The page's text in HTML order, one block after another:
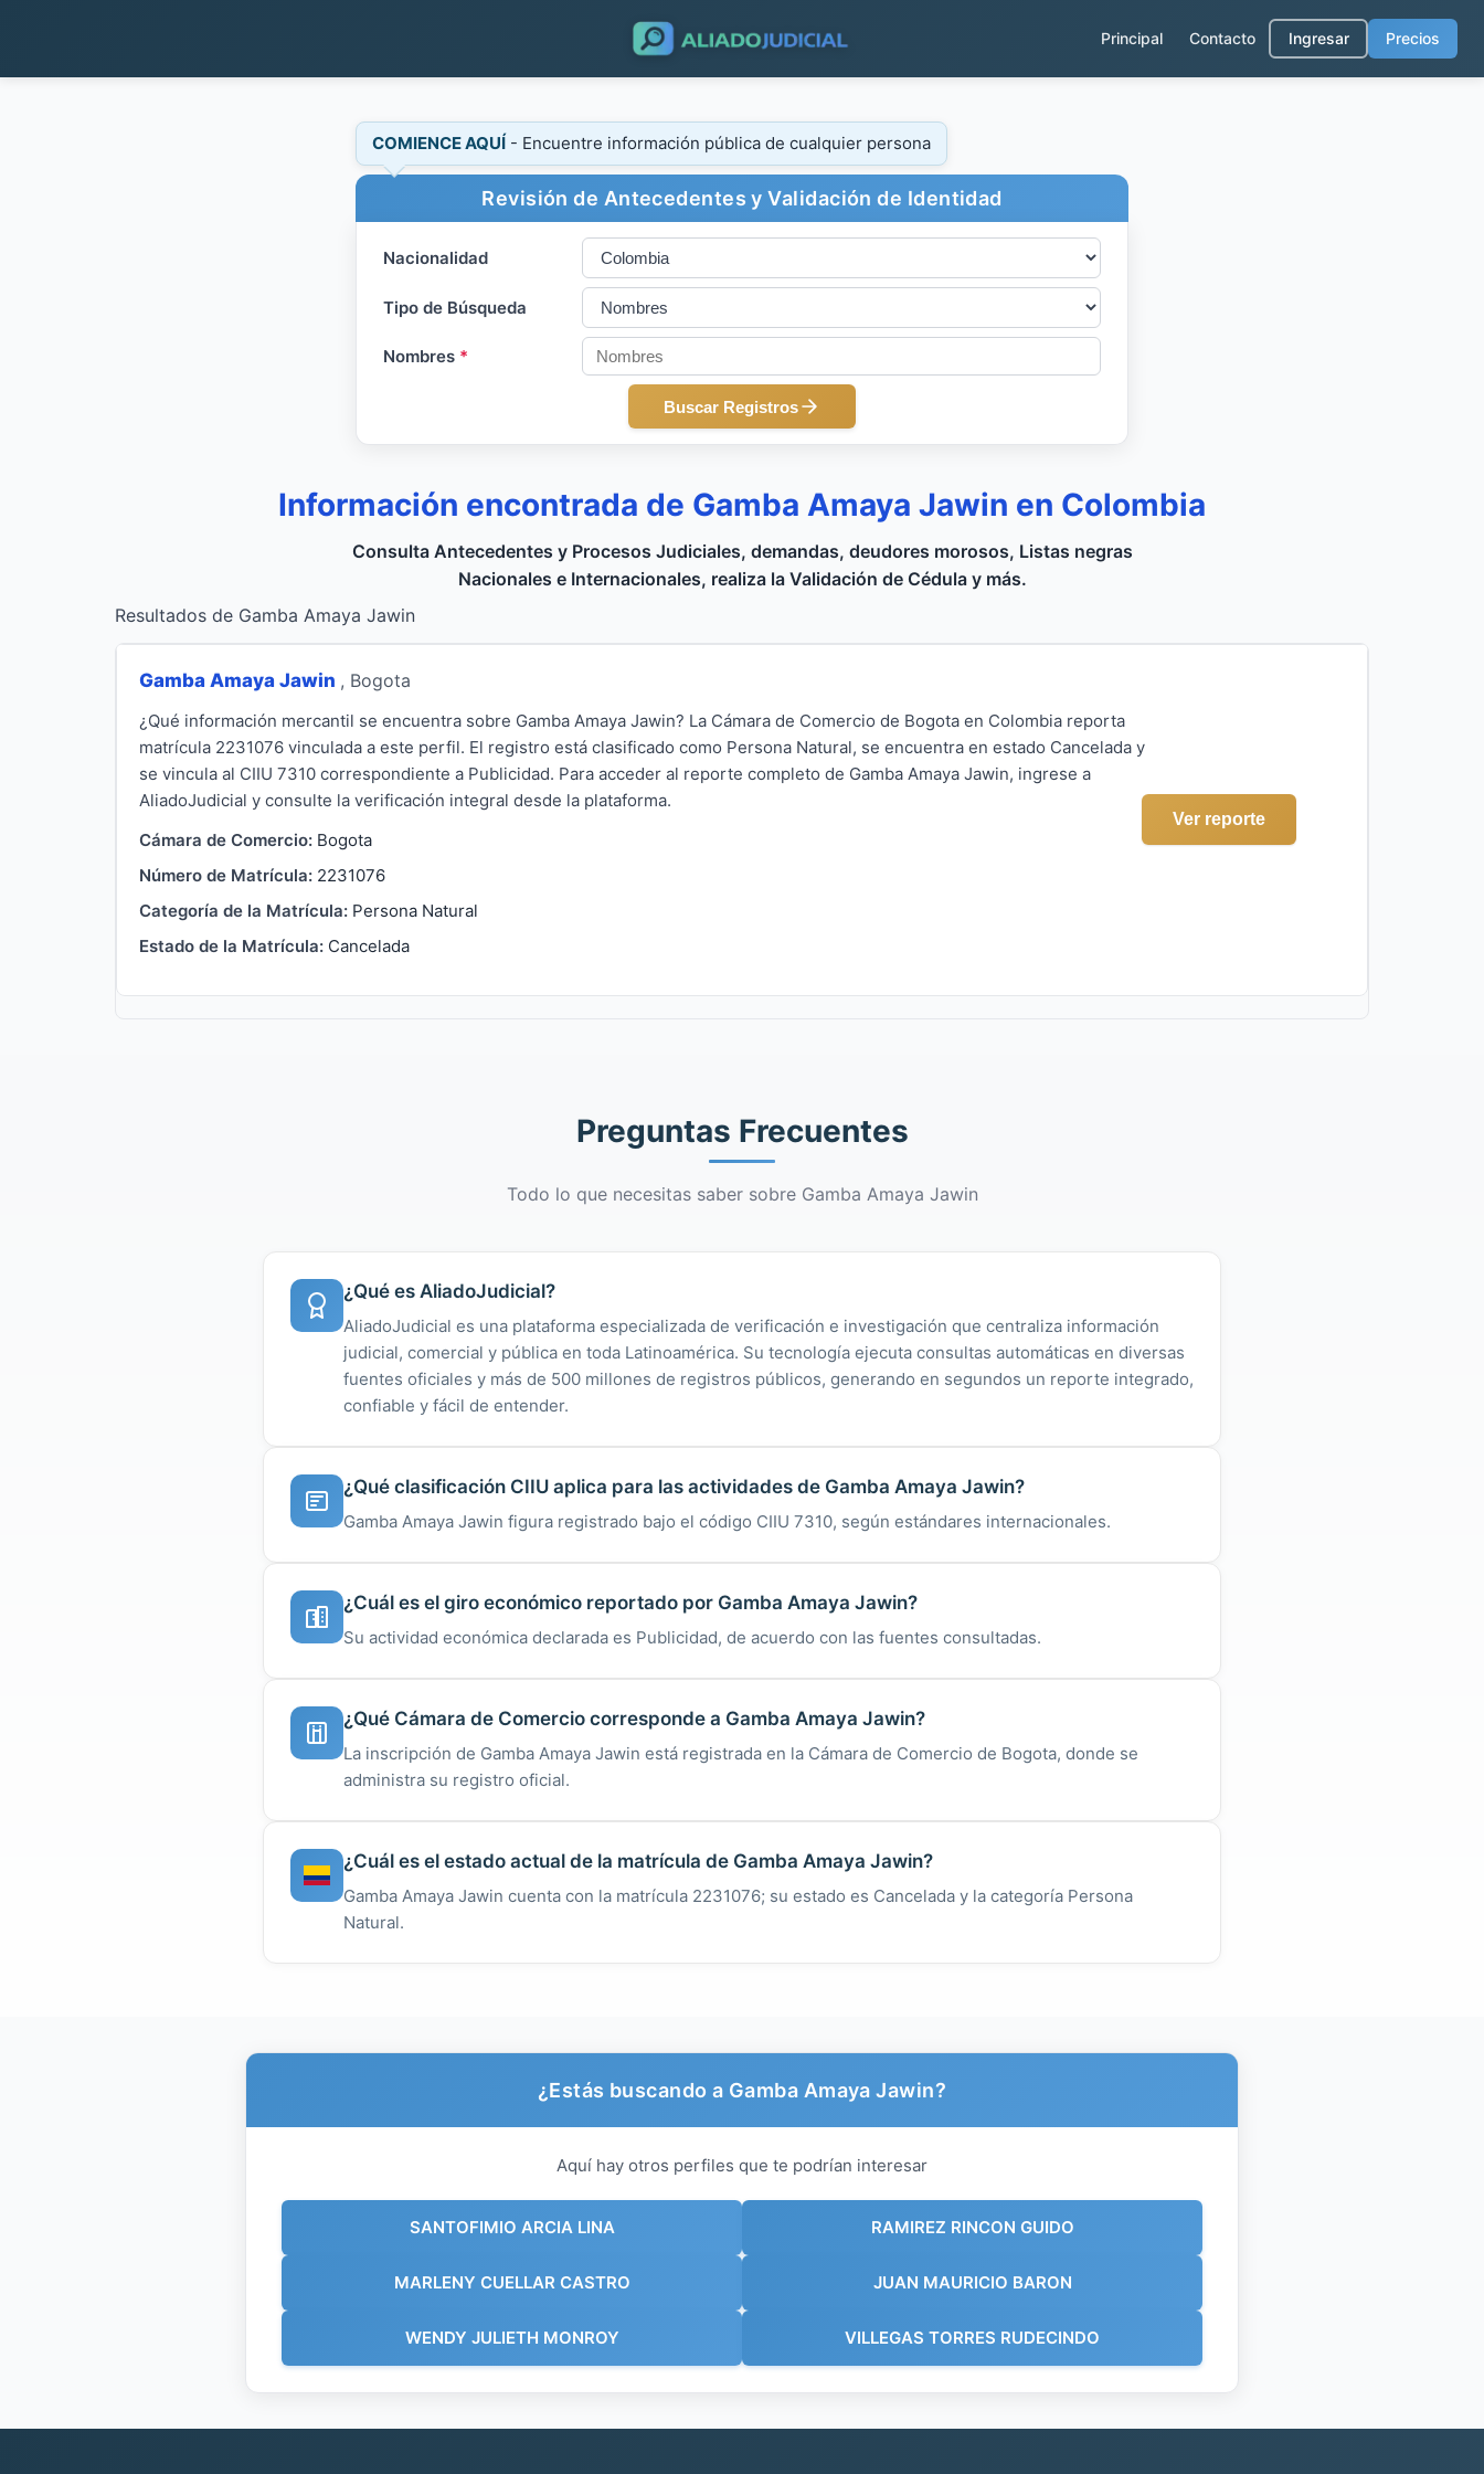
Principal Contacto Ingresar Precios
COMIENCE AQUÍ - Encuentre información pública de cualquier persona
Revisión de Antecedentes y Validación de Identidad
Nacionalidad
Tipo de Búsqueda
Nombres *
Buscar Registros
Información encontrada de Gamba Amaya Jawin en Colombia
Consulta Antecedentes y Procesos Judiciales, demandas, deudores morosos, Listas negras
Nacionales e Internacionales, realiza la Validación de Cédula y más.
Resultados de Gamba Amaya Jawin
Gamba Amaya Jawin , Bogota
¿Qué información mercantil se encuentra sobre Gamba Amaya Jawin? La Cámara de Comercio de Bogota en Colombia reporta
matrícula 2231076 vinculada a este perfil. El registro está clasificado como Persona Natural, se encuentra en estado Cancelada y
se vincula al CIIU 7310 correspondiente a Publicidad. Para acceder al reporte completo de Gamba Amaya Jawin, ingrese a
AliadoJudicial y consulte la verificación integral desde la plataforma.
Cámara de Comercio: Bogota
Número de Matrícula: 2231076
Categoría de la Matrícula: Persona Natural
Estado de la Matrícula: Cancelada
Ver reporte
Preguntas Frecuentes
Todo lo que necesitas saber sobre Gamba Amaya Jawin
¿Qué es AliadoJudicial?
AliadoJudicial es una plataforma especializada de verificación e investigación que centraliza información
judicial, comercial y pública en toda Latinoamérica. Su tecnología ejecuta consultas automáticas en diversas
fuentes oficiales y más de 500 millones de registros públicos, generando en segundos un reporte integrado,
confiable y fácil de entender.
¿Qué clasificación CIIU aplica para las actividades de Gamba Amaya Jawin?
Gamba Amaya Jawin figura registrado bajo el código CIIU 7310, según estándares internacionales.
¿Cuál es el giro económico reportado por Gamba Amaya Jawin?
Su actividad económica declarada es Publicidad, de acuerdo con las fuentes consultadas.
¿Qué Cámara de Comercio corresponde a Gamba Amaya Jawin?
La inscripción de Gamba Amaya Jawin está registrada en la Cámara de Comercio de Bogota, donde se
administra su registro oficial.
¿Cuál es el estado actual de la matrícula de Gamba Amaya Jawin?
Gamba Amaya Jawin cuenta con la matrícula 2231076; su estado es Cancelada y la categoría Persona
Natural.
¿Estás buscando a Gamba Amaya Jawin?
Aquí hay otros perfiles que te podrían interesar
SANTOFIMIO ARCIA LINA
MARLENY CUELLAR CASTRO
WENDY JULIETH MONROY
RAMIREZ RINCON GUIDO
JUAN MAURICIO BARON
VILLEGAS TORRES RUDECINDO